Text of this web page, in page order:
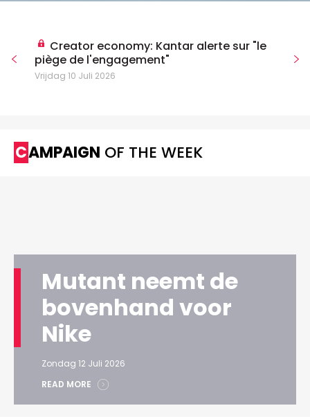
Creator economy: Kantar alerte sur "le
piège de l'engagement"
Vrijdag 10 Juli 2026
CAMPAIGN OF THE WEEK
Mutant neemt de
bovenhand voor
Nike
Zondag 12 Juli 2026
READ MORE